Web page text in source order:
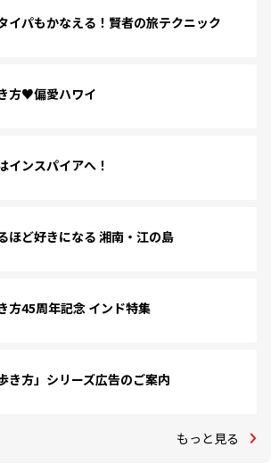
イパもかなえる！賢者の旅テクニック
方♥偏愛ハワイ
インスパイアへ！
ほど好きになる 湘南・江の島
方45周年記念 インド特集
き方」シリーズ広告のご案内
もっと見る